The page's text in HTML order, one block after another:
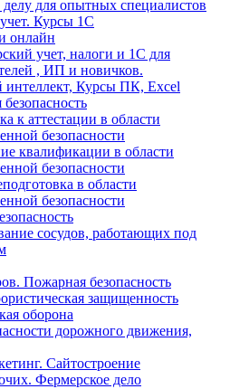
для опытных специалистов
Курсы 1С
онлайн
учет, налоги и 1С для
, ИП и новичков.
интеллект, Курсы ПК, Excel
к аттестации в области
безопасности
квалификации в области
безопасности
в области
безопасности
сосудов, работающих под
Пожарная безопасность
защищенность
оборона
дорожного движения,
Сайтостроение
Фермерское дело